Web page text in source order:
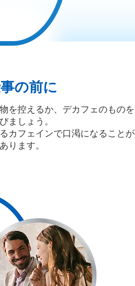
の前に
を控えるか、デカフェのものを
ましょう。
カフェインで口渇になることが
あります。